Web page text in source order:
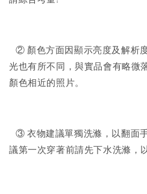
② 顏色方面因顯示亮度及解析
光也有所不同，與實品會有略微
顏色相近的照片。
③ 衣物建議單獨洗滌，以翻面
議第一次穿著前請先下水洗滌，